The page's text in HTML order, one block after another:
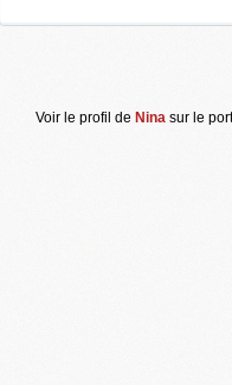
Voir le profil de Ninasur le